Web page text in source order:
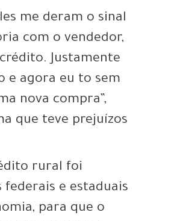
me deram o sinal
com o vendedor,
Justamente
e agora eu to sem
nova compra”,
que teve prejuízos
rural foi
e estaduais
para que o